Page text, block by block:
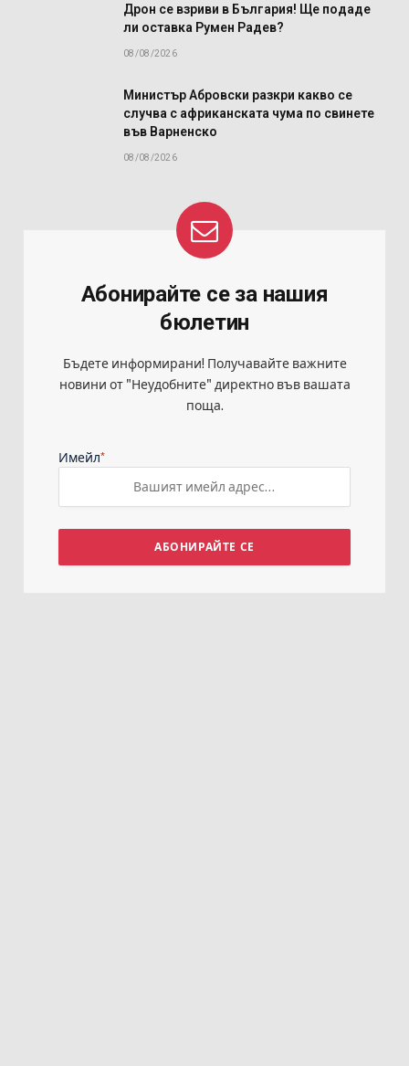
Дрон се взриви в България! Ще подаде
ли оставка Румен Радев?
08/08/2026
Министър Абровски разкри какво се
случва с африканската чума по свинете
във Варненско
08/08/2026
Абонирайте се за нашия
бюлетин
Бъдете информирани! Получавайте важните
новини от "Неудобните" директно във вашата
поща.
Имейл*